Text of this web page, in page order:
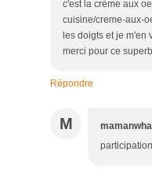
c'est la crème aux
cuisine/creme-aux-
les doigts et je m'en
merci pour ce
Répondre
M